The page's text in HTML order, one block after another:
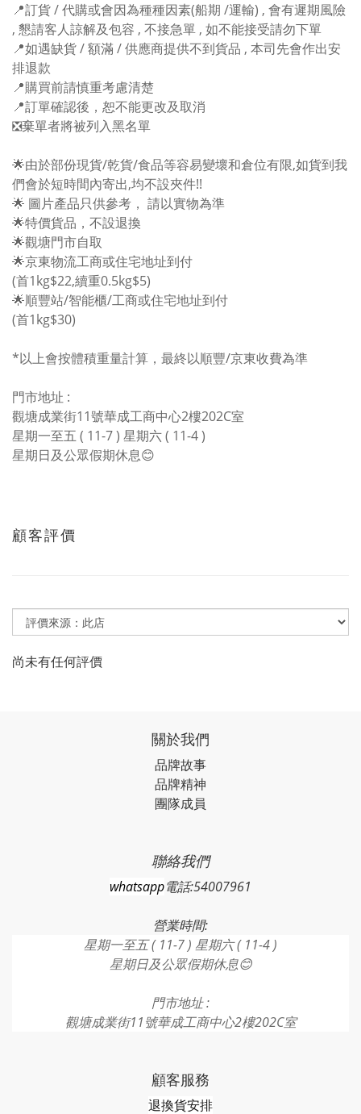
📍訂貨 / 代購或會因為種種因素(船期 /運輸) , 會有遲期風險
, 懇請客人諒解及包容 , 不接急單 , 如不能接受請勿下單
📍如遇缺貨 / 額滿 / 供應商提供不到貨品 , 本司先會作出安
排退款
📍購買前請慎重考慮清楚
📍訂單確認後，恕不能更改及取消
❎棄單者將被列入黑名單
🌟由於部份現貨/乾貨/食品等容易變壞和倉位有限,如貨到我
們會於短時間內寄出,均不設夾件!!
🌟 圖片產品只供參考， 請以實物為準
🌟特價貨品，不設退換
🌟觀塘門市自取
🌟京東物流工商或住宅地址到付
(首1kg$22,續重0.5kg$5)
🌟順豐站/智能櫃/工商或住宅地址到付
(首1kg$30)
*以上會按體積重量計算，最終以順豐/京東收費為準
門市地址 :
觀塘成業街11號華成工商中心2樓202C室
星期一至五 ( 11-7 ) 星期六 ( 11-4 )
星期日及公眾假期休息😊
顧客評價
尚未有任何評價
關於我們
品牌故事
品牌精神
團隊成員
聯絡我們
whatsapp電話:54007961
營業時間:
星期一至五 ( 11-7 ) 星期六 ( 11-4 )
星期日及公眾假期休息😊
門市地址 :
觀塘成業街11號華成工商中心2樓202C室
顧客服務
退換貨安排